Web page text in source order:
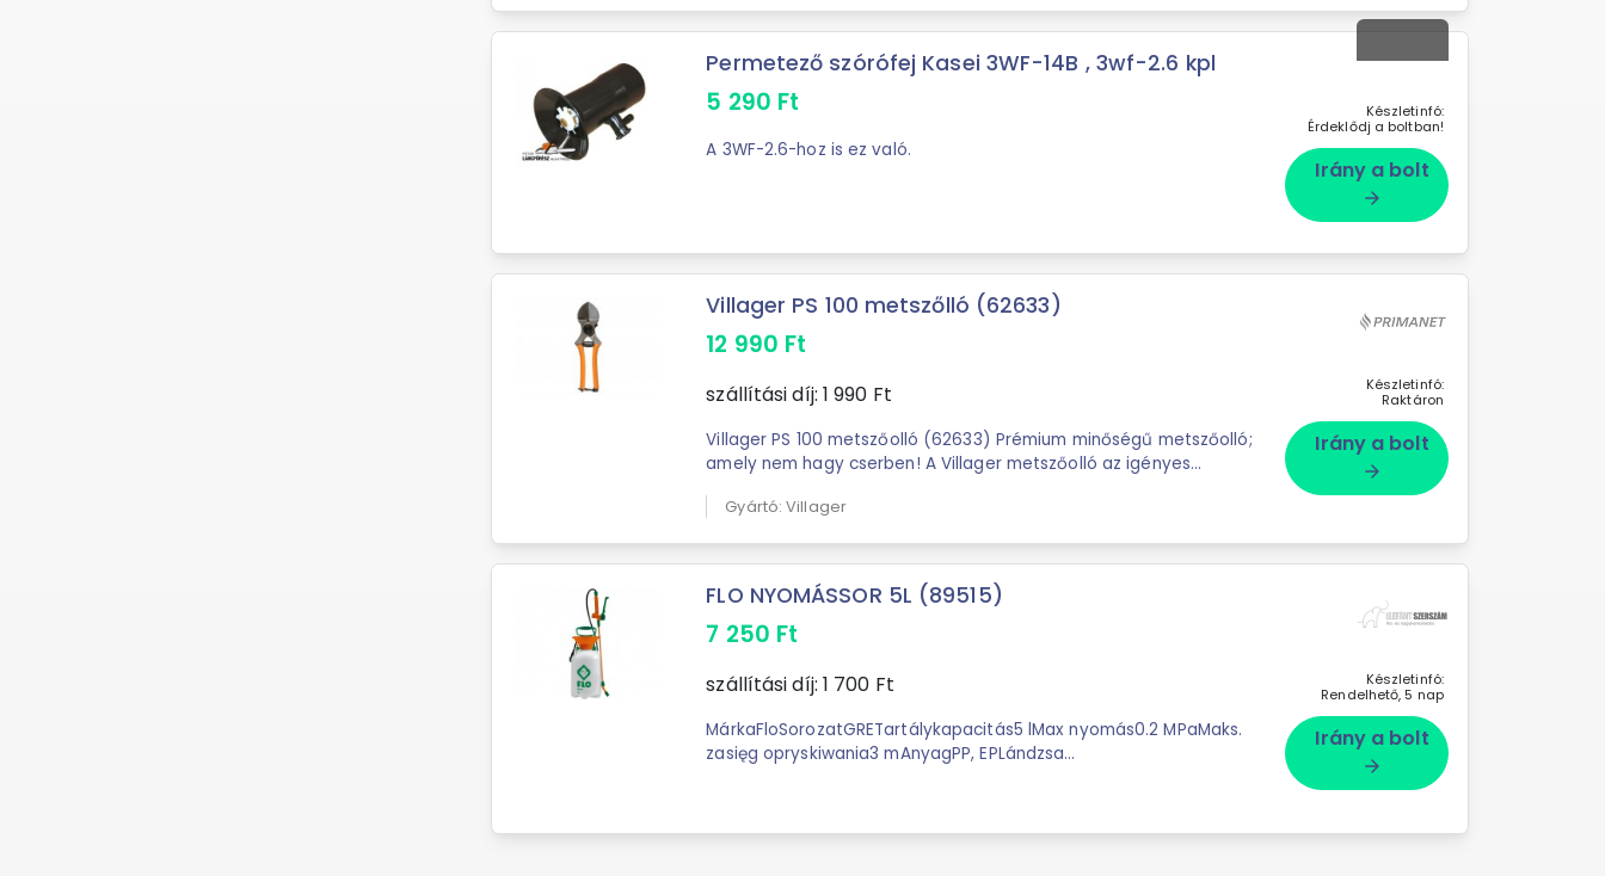
Permetező szórófej Kasei 3WF-14B , 3wf-2.6 kpl
5 290 Ft
A 3WF-2.6-hoz is ez való.
Készletinfó:
Érdeklődj a boltban!
Irány a bolt
arrow_forward
Villager PS 100 metszőlló (62633)
12 990 Ft
szállítási díj: 1 990 Ft
Villager PS 100 metszőolló (62633) Prémium minőségű metszőolló;
amely nem hagy cserben! A Villager metszőolló az igényes
Gyártó: Villager
Készletinfó:
Raktáron
Irány a bolt
arrow_forward
FLO NYOMÁSSOR 5L (89515)
7 250 Ft
szállítási díj: 1 700 Ft
MárkaFloSorozatGRETartálykapacitás5 lMax nyomás0.2 MPaMaks.
zasięg opryskiwania3 mAnyagPP, EPLándzsa
Készletinfó:
Rendelhető, 5 nap
Irány a bolt
arrow_forward